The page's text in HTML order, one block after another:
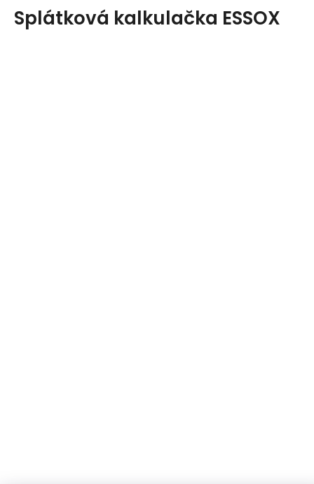
Splátková kalkulačka ESSOX